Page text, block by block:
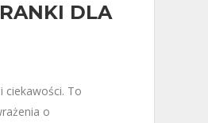
DLA
ciekawości. To
o